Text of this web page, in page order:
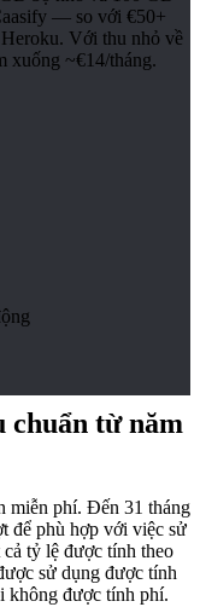
— so với €50+
Với thu nhỏ về
xuống ~€14/tháng.
chuẩn từ năm
miễn phí. Đến 31 tháng
để phù hợp với việc sử
tỷ lệ được tính theo
sử dụng được tính
không được tính phí.